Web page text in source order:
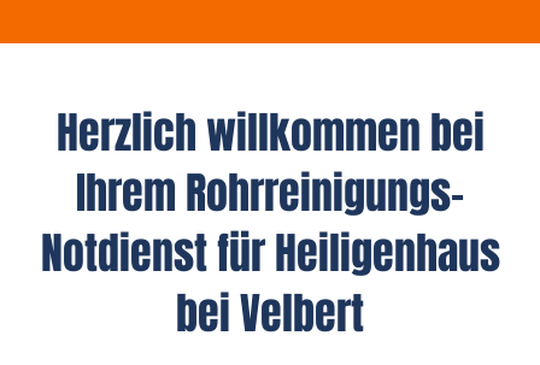
Herzlich willkommen bei
Ihrem Rohrreinigungs-
Notdienst für Heiligenhaus
bei Velbert